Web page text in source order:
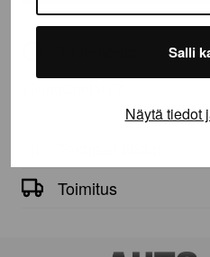
Salli
Näytä tiedot
Toimitus